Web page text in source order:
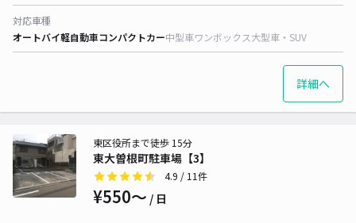
対応車種
オートバイ軽自動車コンパクトカー中型車ワンボックス大型車・SUV
詳細へ
東大曽根町駐車場【3】
東区役所まで徒歩 15分
4.9 / 11件
¥550〜 / 日